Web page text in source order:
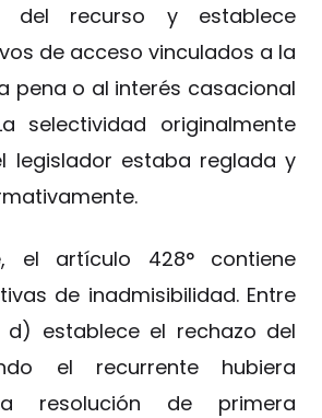
del recurso y establece
de acceso vinculados a la
pena o al interés casacional
selectividad originalmente
legislador estaba reglada y
el artículo 428° contiene
de inadmisibilidad. Entre
d) establece el rechazo del
el recurrente hubiera
resolución de primera